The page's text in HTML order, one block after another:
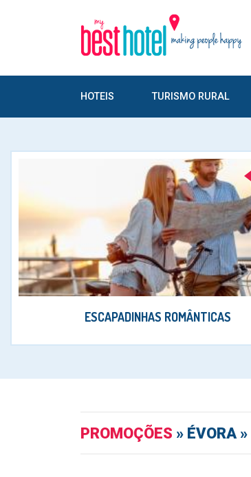
HOTEIS TURISMO RURAL
ESCAPADINHAS ROMÂNTICAS
PROMOÇÕES » ÉVORA »